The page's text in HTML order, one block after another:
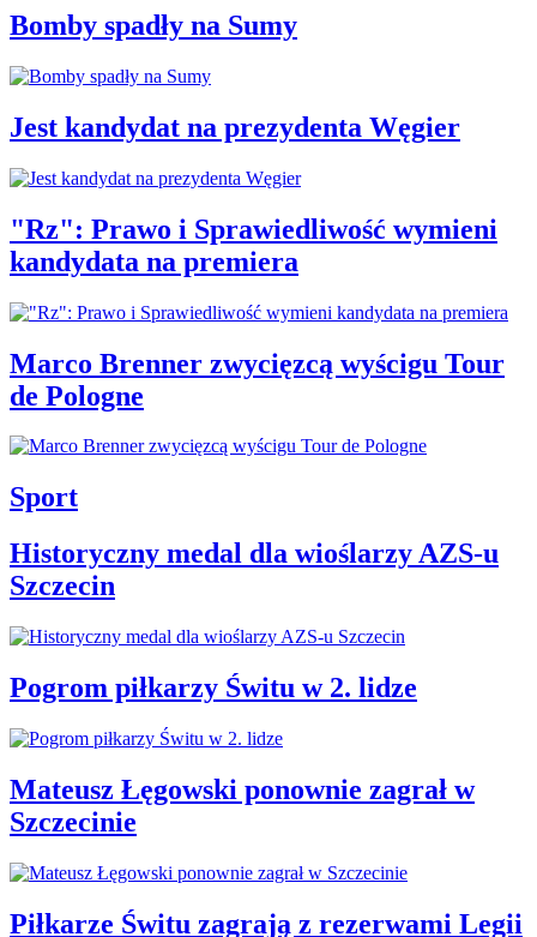
Bomby spadły na Sumy
Jest kandydat na prezydenta Węgier
"Rz": Prawo i Sprawiedliwość wymieni
kandydata na premiera
Marco Brenner zwycięzcą wyścigu Tour
de Pologne
Sport
Historyczny medal dla wioślarzy AZS-u
Szczecin
Pogrom piłkarzy Świtu w 2. lidze
Mateusz Łęgowski ponownie zagrał w
Szczecinie
Piłkarze Świtu zagrają z rezerwami Legii